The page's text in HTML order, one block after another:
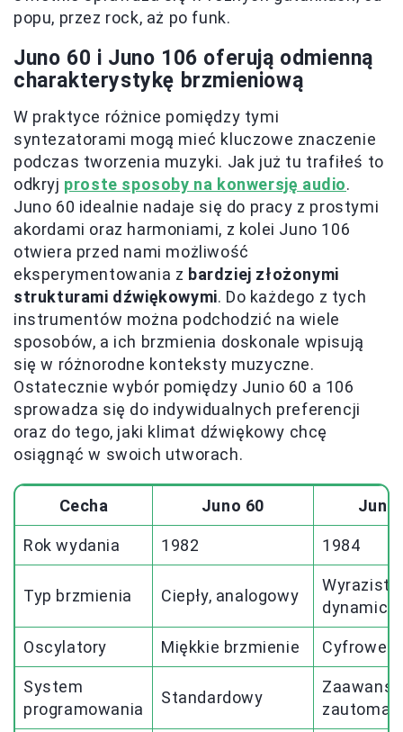
popu, przez rock, aż po funk.
Juno 60 i Juno 106 oferują odmienną
charakterystykę brzmieniową
W praktyce różnice pomiędzy tymi
syntezatorami mogą mieć kluczowe znaczenie
podczas tworzenia muzyki. Jak już tu trafiłeś to
odkryj proste sposoby na konwersję audio.
Juno 60 idealnie nadaje się do pracy z prostymi
akordami oraz harmoniami, z kolei Juno 106
otwiera przed nami możliwość
eksperymentowania z bardziej złożonymi
strukturami dźwiękowymi. Do każdego z tych
instrumentów można podchodzić na wiele
sposobów, a ich brzmienia doskonale wpisują
się w różnorodne konteksty muzyczne.
Ostatecznie wybór pomiędzy Junio 60 a 106
sprowadza się do indywidualnych preferencji
oraz do tego, jaki klimat dźwiękowy chcę
osiągnąć w swoich utworach.
Cecha Juno 60 Juno
Rok wydania 1982 1984
Typ brzmienia Ciepły, analogowy
Wyrazisty,
Oscylatory Miękkie brzmienie Cyfrowe
System
programowania
Standardowy